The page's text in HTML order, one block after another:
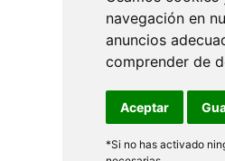
navegación en
anuncios
comprender de
Aceptar
*Si no has activado